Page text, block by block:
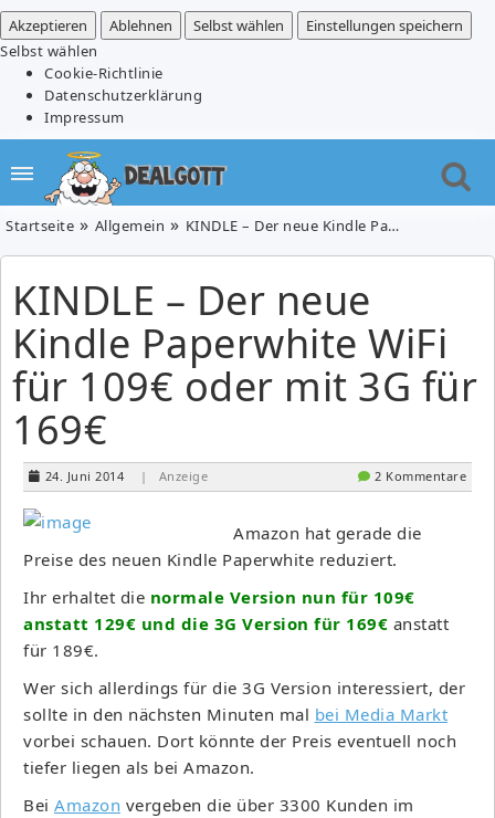
Akzeptieren
Ablehnen Selbst wählen
Einstellungen speichern
Selbst wählen
Cookie-Richtlinie
Datenschutzerklärung
Impressum
Startseite Allgemein KINDLE – Der neue Kindle Paperwhite WiFi für 109€ oder mit 3G für 169€
KINDLE – Der neue
Kindle Paperwhite WiFi
für 109€ oder mit 3G für
169€
24. Juni 2014 | Anzeige 2 Kommentare
Amazon hat gerade die
Preise des neuen Kindle Paperwhite reduziert.
Ihr erhaltet die normale Version nun für 109€
anstatt 129€ und die 3G Version für 169€ anstatt
für 189€.
Wer sich allerdings für die 3G Version interessiert, der
sollte in den nächsten Minuten mal bei Media Markt
vorbei schauen. Dort könnte der Preis eventuell noch
tiefer liegen als bei Amazon.
Bei Amazon vergeben die über 3300 Kunden im